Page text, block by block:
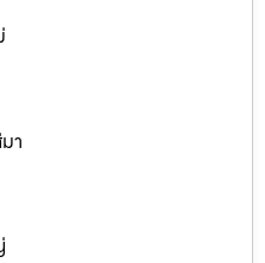
า